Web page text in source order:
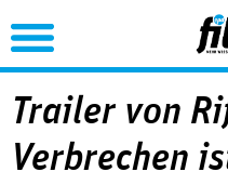
Trailer von
Verbrechen